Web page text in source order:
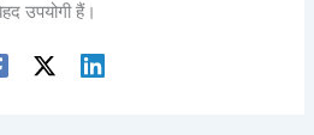
उपयोगी हैं।